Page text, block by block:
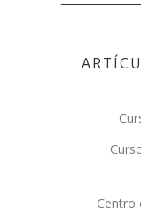
Centro